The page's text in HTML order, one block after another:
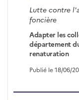
Lutte contre
foncière
Adapter les
département
renaturation
Publié le 18/06/